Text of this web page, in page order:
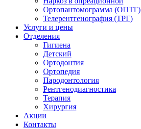
Ортопантомограмма (ОПТГ)
Телерентгенография (ТРГ)
Услуги и цены
Отделения
Гигиена
Детский
Ортодонтия
Ортопедия
Пародонтология
Рентгенодиагностика
Терапия
Хирургия
Акции
Контакты